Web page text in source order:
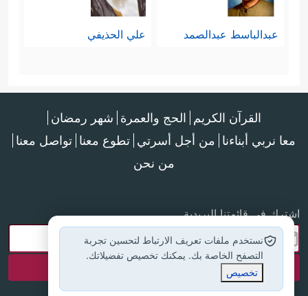
عبدالباسط عبدالصمد علي الحذيفي
القرآن الكريم الحج والعمرة شهر رمضان
معا نربي أبناءنا من أجل أسرتي تطوع معنا تواصل معنا
من نحن
اشترك في قائمتنا البريدية
نستخدم ملفات تعريف الارتباط لتحسين تجربة
التصفح الخاصة بك. يمكنك تخصيص تفضيلاتك.
تخصيص